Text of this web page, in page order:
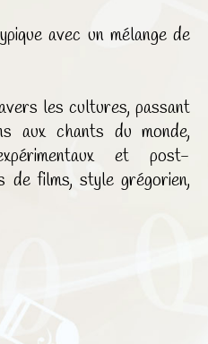
avec un mélange de
les cultures, passant
aux chants du monde,
et post-
de films, style grégorien,